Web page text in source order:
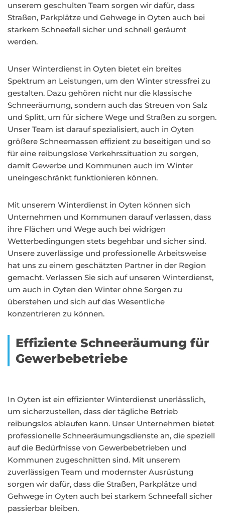
unserem geschulten Team sorgen wir dafür, dass
Straßen, Parkplätze und Gehwege in Oyten auch bei
starkem Schneefall sicher und schnell geräumt
werden.
Unser Winterdienst in Oyten bietet ein breites
Spektrum an Leistungen, um den Winter stressfrei zu
gestalten. Dazu gehören nicht nur die klassische
Schneeräumung, sondern auch das Streuen von Salz
und Splitt, um für sichere Wege und Straßen zu sorgen.
Unser Team ist darauf spezialisiert, auch in Oyten
größere Schneemassen effizient zu beseitigen und so
für eine reibungslose Verkehrssituation zu sorgen,
damit Gewerbe und Kommunen auch im Winter
uneingeschränkt funktionieren können.
Mit unserem Winterdienst in Oyten können sich
Unternehmen und Kommunen darauf verlassen, dass
ihre Flächen und Wege auch bei widrigen
Wetterbedingungen stets begehbar und sicher sind.
Unsere zuverlässige und professionelle Arbeitsweise
hat uns zu einem geschätzten Partner in der Region
gemacht. Verlassen Sie sich auf unseren Winterdienst,
um auch in Oyten den Winter ohne Sorgen zu
überstehen und sich auf das Wesentliche
konzentrieren zu können.
Effiziente Schneeräumung für
Gewerbebetriebe
In Oyten ist ein effizienter Winterdienst unerlässlich,
um sicherzustellen, dass der tägliche Betrieb
reibungslos ablaufen kann. Unser Unternehmen bietet
professionelle Schneeräumungsdienste an, die speziell
auf die Bedürfnisse von Gewerbebetrieben und
Kommunen zugeschnitten sind. Mit unserem
zuverlässigen Team und modernster Ausrüstung
sorgen wir dafür, dass die Straßen, Parkplätze und
Gehwege in Oyten auch bei starkem Schneefall sicher
passierbar bleiben.